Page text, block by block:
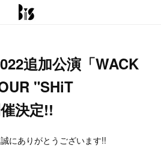
追加公演「WACK
"SHiT
決定!!
にありがとうございます!!